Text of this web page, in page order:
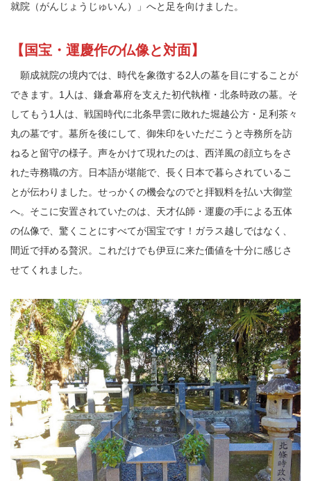
就院（がんじょうじゅいん）」へと足を向けました。
【国宝・運慶作の仏像と対面】
願成就院の境内では、時代を象徴する2人の墓を目にすることが
できます。1人は、鎌倉幕府を支えた初代執権・北条時政の墓。そ
してもう1人は、戦国時代に北条早雲に敗れた堀越公方・足利茶々
丸の墓です。墓所を後にして、御朱印をいただこうと寺務所を訪
ねると留守の様子。声をかけて現れたのは、西洋風の顔立ちをさ
れた寺務職の方。日本語が堪能で、長く日本で暮らされているこ
とが伝わりました。せっかくの機会なのでと拝観料を払い大御堂
へ。そこに安置されていたのは、天才仏師・運慶の手による五体
の仏像で、驚くことにすべてが国宝です！ガラス越しではなく、
間近で拝める贅沢。これだけでも伊豆に来た価値を十分に感じさ
せてくれました。